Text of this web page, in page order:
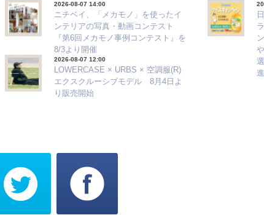
2026-08-07 14:00
ニチベイ、「メカモノ」を使ったイ
ンテリアの写真・動画コンテスト
『第6回メカモノ事例コンテスト』を
8/3より開催
2026-08-07 12:00
LOWERCASE × URBS × 空調服(R)
エクスクルーシブモデル 8月4日よ
り販売開始